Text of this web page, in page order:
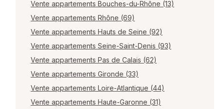
Vente appartements Bouches-du-Rhône (13)
Vente appartements Rhône (69)
Vente appartements Hauts de Seine (92)
Vente appartements Seine-Saint-Denis (93)
Vente appartements Pas de Calais (62)
Vente appartements Gironde (33)
Vente appartements Loire-Atlantique (44)
Vente appartements Haute-Garonne (31)